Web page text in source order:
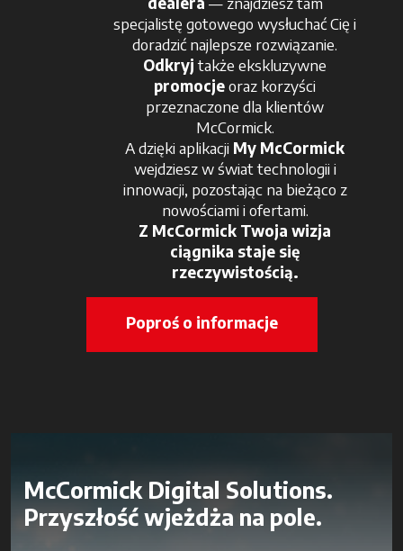
specjalistę gotowego wysłuchać Cię i
doradzić najlepsze rozwiązanie.
Odkryjtakże ekskluzywne
promocjeoraz korzyści
przeznaczone dla klientów
McCormick.
A dzięki aplikacji My McCormick
wejdziesz w świat technologii i
innowacji, pozostając na bieżąco z
nowościami i ofertami.
Z McCormick Twoja wizja
ciągnika staje się
rzeczywistością.
Poproś o informacje
McCormick Digital Solutions.
Przyszłość wjeżdża na pole.